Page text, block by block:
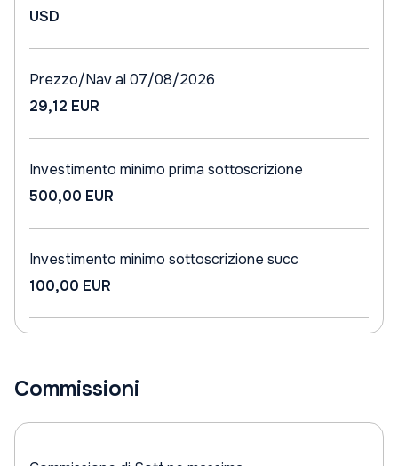
USD
Prezzo/Nav al 07/08/2026
29,12 EUR
Investimento minimo prima sottoscrizione
500,00 EUR
Investimento minimo sottoscrizione succ
100,00 EUR
Commissioni